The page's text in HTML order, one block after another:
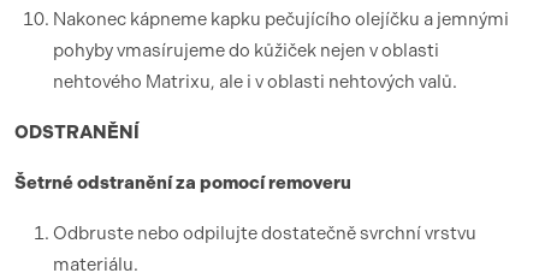
Nakonec kápneme kapku pečujícího olejíčku a jemnými
pohyby vmasírujeme do kůžiček nejen v oblasti
nehtového Matrixu, ale i v oblasti nehtových valů.
ODSTRANĚNÍ
Šetrné odstranění za pomocí removeru
Odbruste nebo odpilujte dostatečně svrchní vrstvu
materiálu.